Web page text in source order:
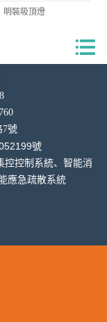
明裝吸頂燈
7號
號
控控制系統、智能消
應急疏散系統